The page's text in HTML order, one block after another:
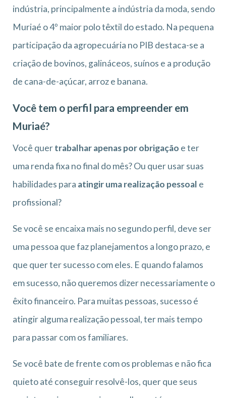
indústria, principalmente a indústria da moda, sendo
Muriaé o 4º maior polo têxtil do estado. Na pequena
participação da agropecuária no PIB destaca-se a
criação de bovinos, galináceos, suínos e a produção
de cana-de-açúcar, arroz e banana.
Você tem o perfil para empreender em
Muriaé?
Você quertrabalhar apenas por obrigação e ter
uma renda fixa no final do mês? Ou quer usar suas
habilidades para atingir uma realização pessoal e
profissional?
Se você se encaixa mais no segundo perfil, deve ser
uma pessoa que faz planejamentos a longo prazo, e
que quer ter sucesso com eles. E quando falamos
em sucesso, não queremos dizer necessariamente o
êxito financeiro. Para muitas pessoas, sucesso é
atingir alguma realização pessoal, ter mais tempo
para passar com os familiares.
Se você bate de frente com os problemas e não fica
quieto até conseguir resolvê-los, quer que seus